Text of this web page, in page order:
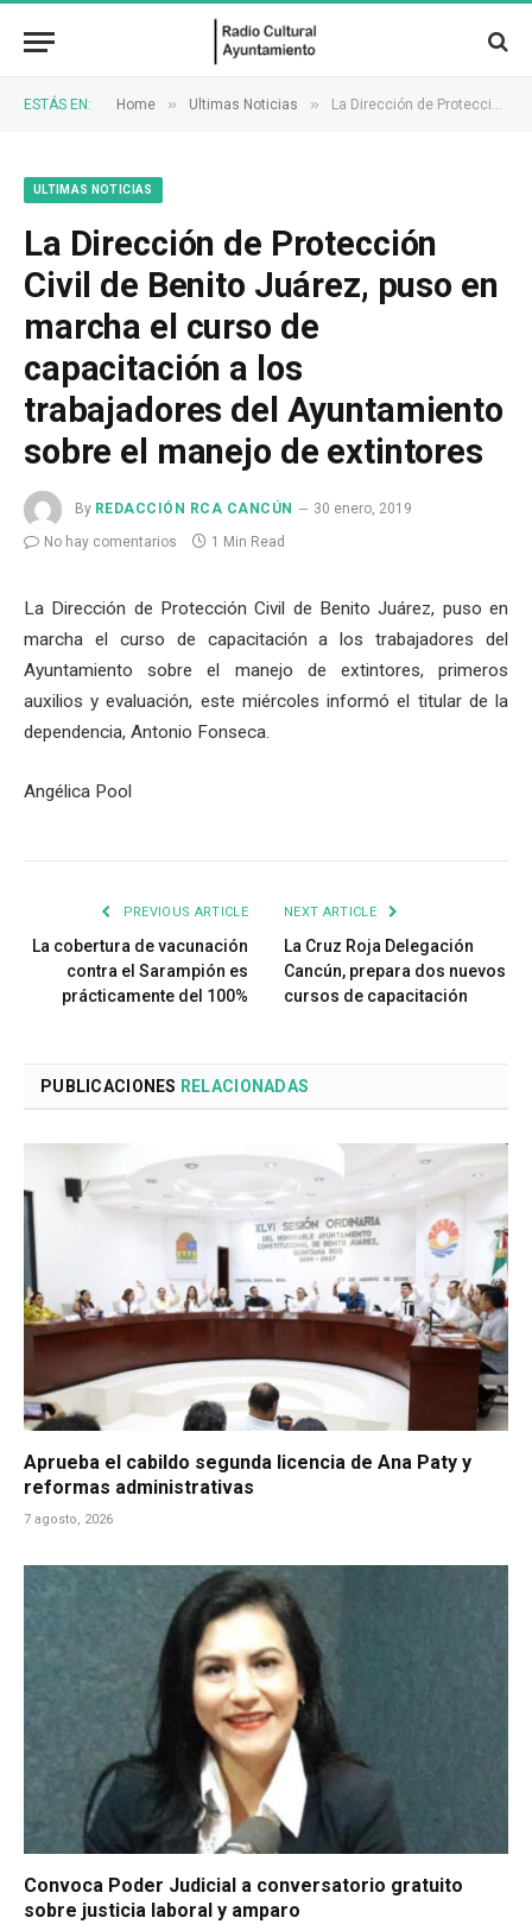
ESTÁS EN: Home » Ultimas Noticias » La Dirección de Protección Civil de Benito Juárez, puso en marcha el curso de capacitación a los trabajadores del Ayuntamiento sobre el manejo de extintores
ULTIMAS NOTICIAS
La Dirección de Protección
Civil de Benito Juárez, puso en
marcha el curso de
capacitación a los
trabajadores del Ayuntamiento
sobre el manejo de extintores
By REDACCIÓN RCA CANCÚN
30 enero, 2019
No hay comentarios
1 Min Read
La Dirección de Protección Civil de Benito Juárez, puso en
marcha el curso de capacitación a los trabajadores del
Ayuntamiento sobre el manejo de extintores, primeros
auxilios y evaluación, este miércoles informó el titular de la
dependencia, Antonio Fonseca.
Angélica Pool
PREVIOUS ARTICLE
La cobertura de vacunación
contra el Sarampión es
prácticamente del 100%
NEXT ARTICLE
La Cruz Roja Delegación
Cancún, prepara dos nuevos
cursos de capacitación
PUBLICACIONES RELACIONADAS
Aprueba el cabildo segunda licencia de Ana Paty y
reformas administrativas
7 agosto, 2026
Convoca Poder Judicial a conversatorio gratuito
sobre justicia laboral y amparo